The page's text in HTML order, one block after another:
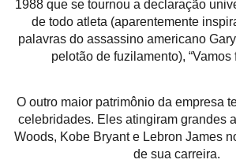
1988 que se tournou a declaração
de todo atleta (aparentemente
palavras do assassino americano
pelotão de fuzilamento), “Vamos
O outro maior patrimônio da empresa
celebridades. Eles atingiram grandes
Woods, Kobe Bryant e Lebron James
de sua carreira.